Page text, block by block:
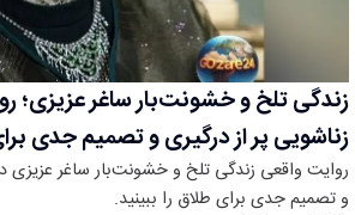
زندگی تلخ و خشونت‌بار ساغر عزیزی؛
زناشویی پر از درگیری و تصمیم جدی
روایت واقعی زندگی تلخ و خشونت‌بار ساغر عزیزی
و تصمیم جدی برای طلاق را ببینید.